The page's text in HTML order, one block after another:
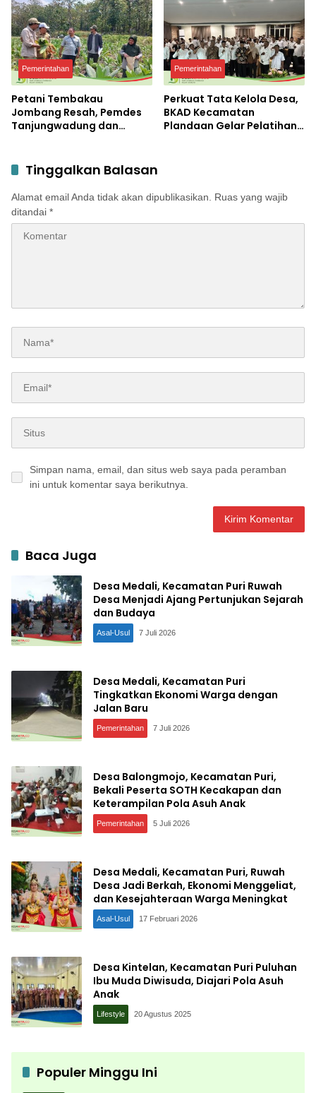
Pemerintahan
Petani Tembakau
Jombang Resah, Pemdes
Tanjungwadung dan
Pemerintahan
Perkuat Tata Kelola Desa,
BKAD Kecamatan
Plandaan Gelar Pelatihan
Tinggalkan Balasan
Alamat email Anda tidak akan dipublikasikan. Ruas yang wajib
ditandai *
Simpan nama, email, dan situs web saya pada peramban
ini untuk komentar saya berikutnya.
Baca Juga
Desa Medali, Kecamatan Puri Ruwah
Desa Menjadi Ajang Pertunjukan Sejarah
dan Budaya
Asal-Usul 7 Juli 2026
Desa Medali, Kecamatan Puri
Tingkatkan Ekonomi Warga dengan
Jalan Baru
Pemerintahan 7 Juli 2026
Desa Balongmojo, Kecamatan Puri,
Bekali Peserta SOTH Kecakapan dan
Keterampilan Pola Asuh Anak
Pemerintahan 5 Juli 2026
Desa Medali, Kecamatan Puri, Ruwah
Desa Jadi Berkah, Ekonomi Menggeliat,
dan Kesejahteraan Warga Meningkat
Asal-Usul 17 Februari 2026
Desa Kintelan, Kecamatan Puri Puluhan
Ibu Muda Diwisuda, Diajari Pola Asuh
Anak
Lifestyle 20 Agustus 2025
Populer Minggu Ini